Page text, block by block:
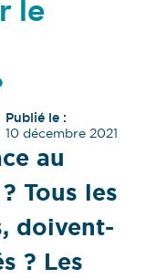
le
Publié le :
10 décembre 2021
au
Tous les
doivent-
? Les